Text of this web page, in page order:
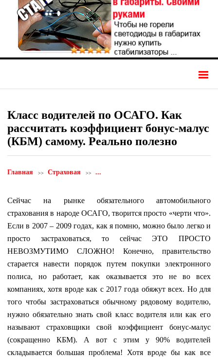
Класс водителей по ОСАГО. Как
рассчитать коэффициент бонус-малус
(КБМ) самому. Реально полезно
Главная Страховая ...
Сейчас на рынке обязательного автомобильного
страхования в народе ОСАГО, творится просто «черти что».
Если в 2007 – 2009 годах, как я помню, можно было легко и
просто застраховаться, то сейчас ЭТО ПРОСТО
НЕВОЗМУТИМО СЛОЖНО! Конечно, правительство
старается навести порядок путем покупки электронного
полиса, но работает, как оказывается это не во всех
компаниях, хотя вроде как с 2017 года обяжут всех. Но для
того чтобы застраховаться обычному рядовому водителю,
нужно обязательно знать свой класс водителя или как его
называют страховщики свой коэффициент бонус-малус
(сокращенно КБМ). А вот с этим у 90% водителей
складывается большая проблема! Хотя вроде бы как все